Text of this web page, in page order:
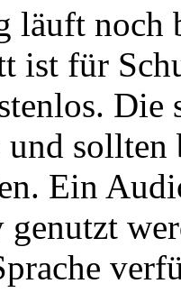
läuft noch
ist für
Die
sollten
Ein